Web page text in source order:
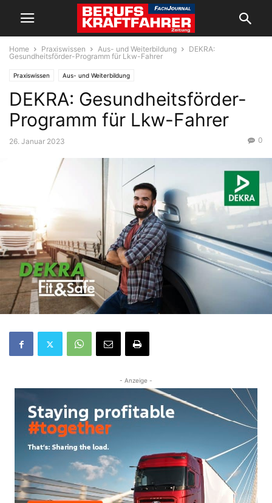
Home Praxiswissen Aus- und Weiterbildung
DEKRA:
Gesundheitsförder-Programm für Lkw-Fahrer
Praxiswissen Aus- und Weiterbildung
DEKRA: Gesundheitsförder-
Programm für Lkw-Fahrer
26. Januar 2023 0
- Anzeige -